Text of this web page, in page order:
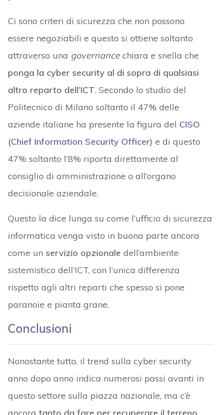
Ci sono criteri di sicurezza che non possono
essere negoziabili e questo si ottiene soltanto
attraverso una governancechiara e snella che
ponga la cyber security al di sopra di qualsiasi
altro reparto dell’ICT. Secondo lo studio del
Politecnico di Milano soltanto il 47% delle
aziende italiane ha presente la figura del CISO
(Chief Information Security Officer) e di questo
47% soltanto l’8% riporta direttamente al
consiglio di amministrazione o all’organo
decisionale aziendale.
Questo la dice lunga su come l’ufficio di sicurezza
informatica venga visto in buona parte ancora
come un servizio opzionale dell’ambiente
sistemistico dell’ICT, con l’unica differenza
rispetto agli altri reparti che spesso si pone
paranoie e pianta grane.
Conclusioni
Nonostante tutto, il trend sulla cyber security
anno dopo anno indica numerosi passi avanti in
questo settore sulla piazza nazionale, ma c’è